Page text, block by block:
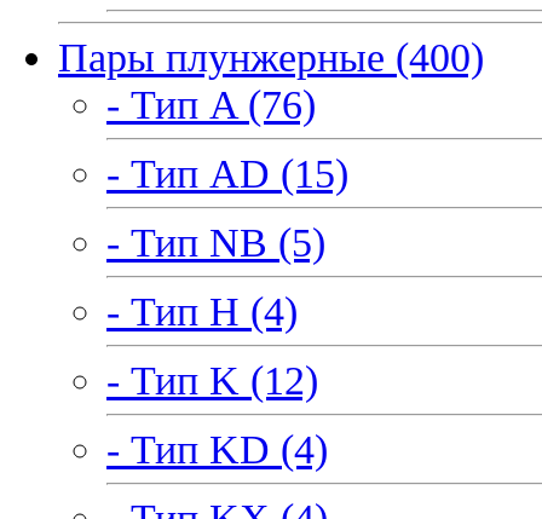
Пары плунжерные (400)
- Тип A (76)
- Тип AD (15)
- Тип NB (5)
- Тип H (4)
- Тип K (12)
- Тип KD (4)